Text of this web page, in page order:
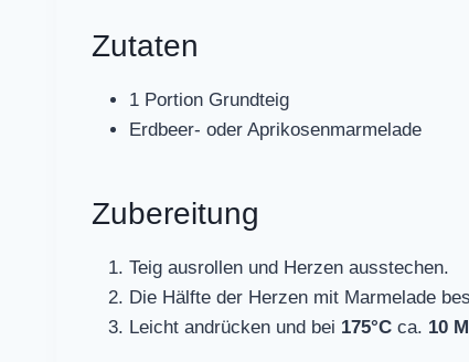
Zutaten
1 Portion Grundteig
Erdbeer- oder Aprikosenmarmelade
Zubereitung
Teig ausrollen und Herzen ausstechen.
Die Hälfte der Herzen mit Marmelade
Leicht andrücken und bei 175°C ca. 10